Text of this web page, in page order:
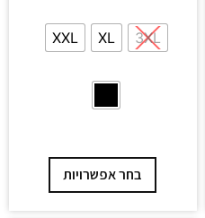
3XL
XL
XXL
בחר אפשרויות